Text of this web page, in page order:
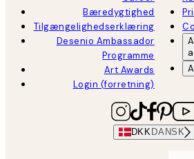
Bæredygtighed
Tilgængelighedserklæring
Desenio Ambassador
Programme
Art Awards
Login (forretning)
DKK DANSK